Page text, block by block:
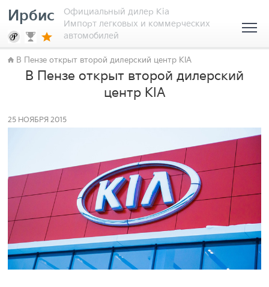
Ирбис
Официальный дилер Kia
Импорт легковых и коммерческих
автомобилей
В Пензе открыт второй дилерский центр KIA
В Пензе открыт второй дилерский
центр KIA
25 НОЯБРЯ 2015